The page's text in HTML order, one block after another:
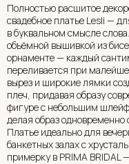
Полностью расшитое
свадебное платье Lesli —
в буквальном смысле
объёмной вышивкой из
орнаменте — каждый
переливается при
вырез и широкие лямки
плеч, придавая образу
фигуре с небольшим
делая образ
Платье идеально для
банкетных залах с
примерку в PRIMA BRIDAL